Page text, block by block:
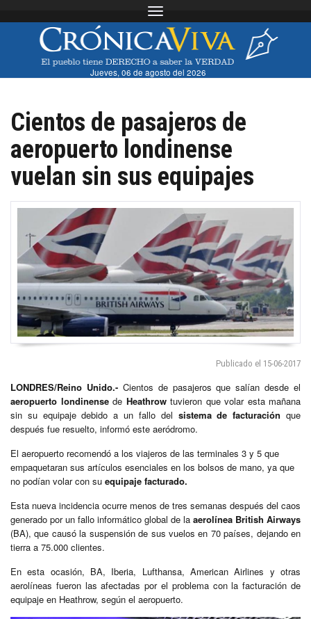
Toggle navigation
Jueves, 06 de agosto del 2026
Cientos de pasajeros de
aeropuerto londinense
vuelan sin sus equipajes
Publicado el 15-06-2017
LONDRES/Reino Unido.-Cientos de pasajeros que salían desde el
aeropuerto londinensede Heathrowtuvieron que volar esta mañana
sin su equipaje debido a un fallo del sistema de facturación que
después fue resuelto, informó este aeródromo.
El aeropuerto recomendó a los viajeros de las terminales 3 y 5 que
empaquetaran sus artículos esenciales en los bolsos de mano, ya que
no podían volar con su equipaje facturado.
Esta nueva incidencia ocurre menos de tres semanas después del caos
generado por un fallo informático global de la aerolínea British Airways
(BA), que causó la suspensión de sus vuelos en 70 países, dejando en
tierra a 75.000 clientes.
En esta ocasión, BA, Iberia, Lufthansa, American Airlines y otras
aerolíneas fueron las afectadas por el problema con la facturación de
equipaje en Heathrow, según el aeropuerto.